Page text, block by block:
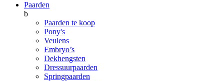
Paarden
b
Paarden te koop
Pony's
Veulens
Embryo’s
Dekhengsten
Dressuurpaarden
Springpaarden